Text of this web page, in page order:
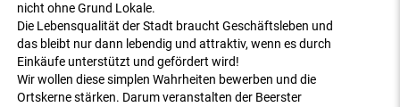
nicht ohne Grund Lokale.
Die Lebensqualität der Stadt braucht Geschäftsleben und
das bleibt nur dann lebendig und attraktiv, wenn es durch
Einkäufe unterstützt und gefördert wird!
Wir wollen diese simplen Wahrheiten bewerben und die
Ortskerne stärken. Darum veranstalten der Beerster